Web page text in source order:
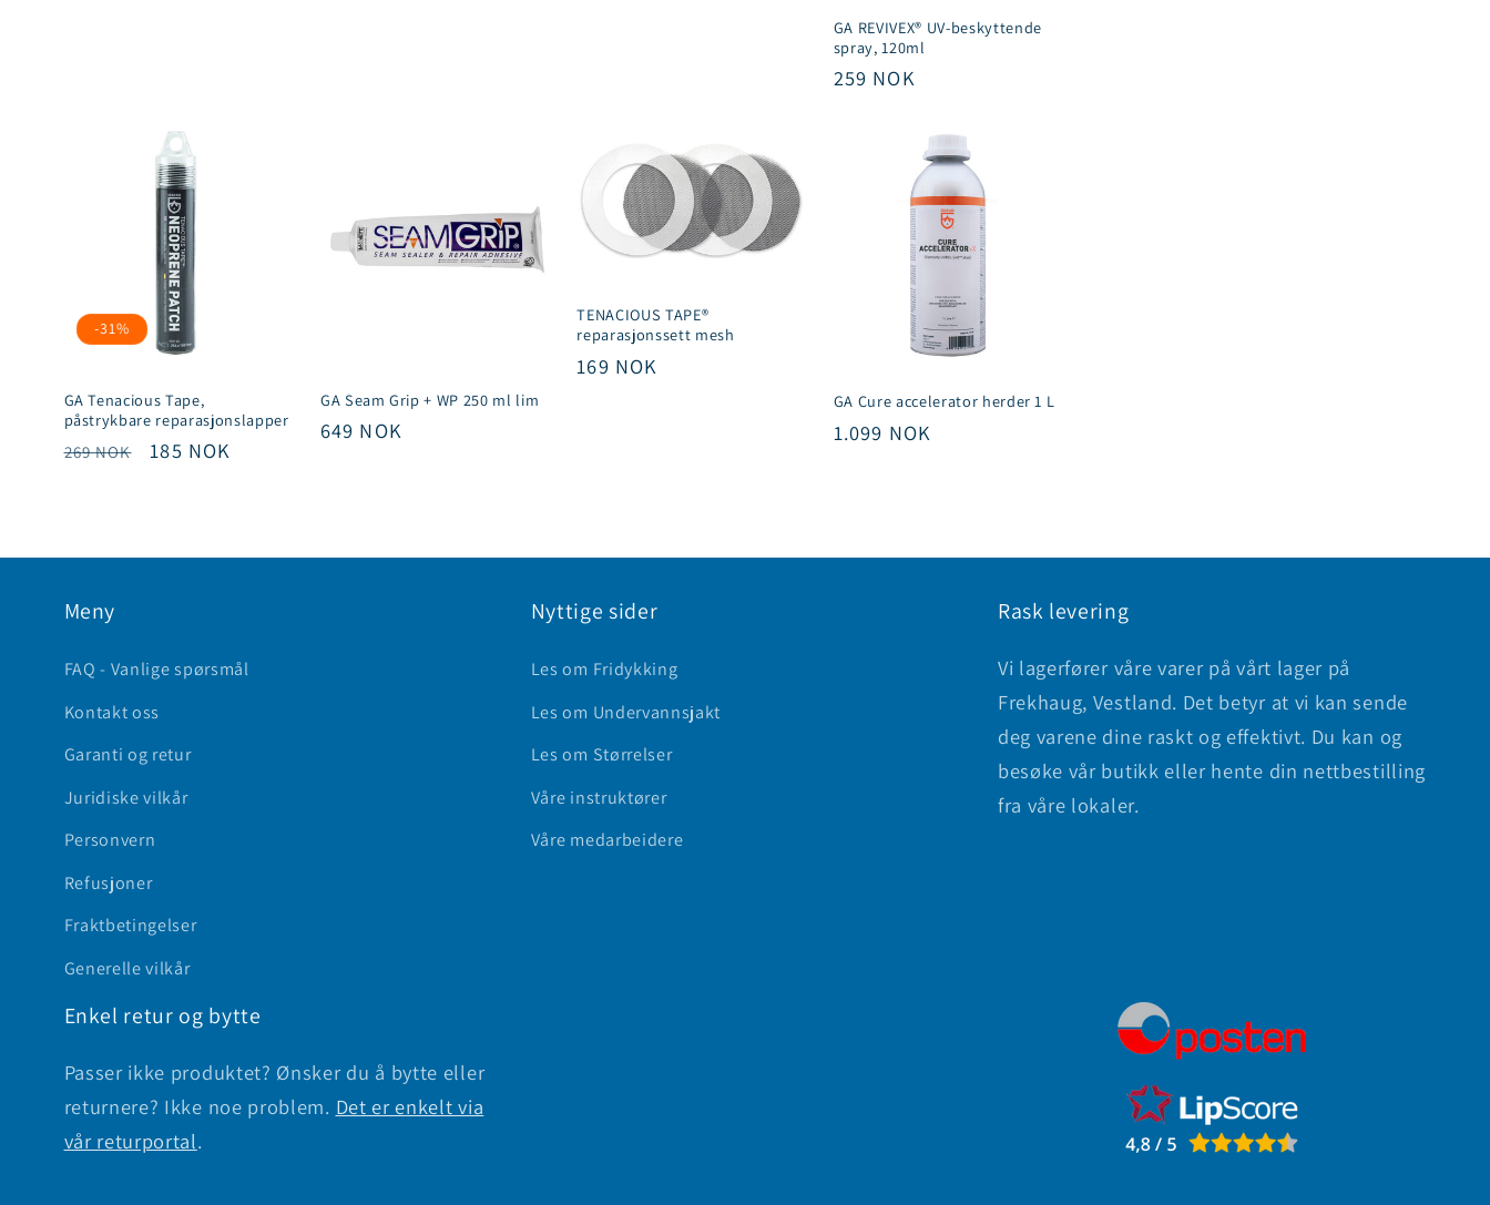
GA REVIVEX® UV-beskyttende
spray, 120ml
Vanlig
259 NOK
-31%
GA Tenacious Tape,
påstrykbare reparasjonslapper
Vanlig
269 NOK Salgspris
185 NOK
GA Seam Grip + WP 250 ml lim
Vanlig
649 NOK
TENACIOUS TAPE®
reparasjonssett mesh
Vanlig
169 NOK
GA Cure accelerator herder 1 L
Vanlig
1.099 NOK
Meny
FAQ - Vanlige spørsmål
Kontakt oss
Garanti og retur
Juridiske vilkår
Personvern
Refusjoner
Fraktbetingelser
Generelle vilkår
Nyttige sider
Les om Fridykking
Les om Undervannsjakt
Les om Størrelser
Våre instruktører
Våre medarbeidere
Rask levering
Vi lagerfører våre varer på vårt lager på
Frekhaug, Vestland. Det betyr at vi kan sende
deg varene dine raskt og effektivt. Du kan og
besøke vår butikk eller hente din nettbestilling
fra våre lokaler.
Enkel retur og bytte
Passer ikke produktet? Ønsker du å bytte eller
returnere? Ikke noe problem. Det er enkelt via
vår returportal.